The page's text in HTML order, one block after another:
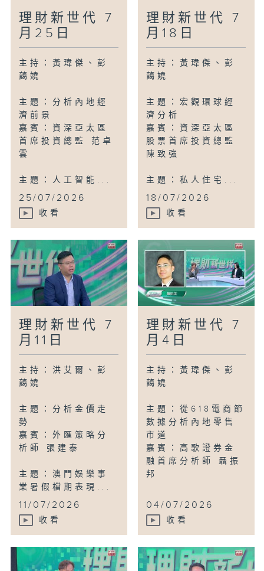
理財新世代 7
月25日
主持：黃瑋傑、彭
藹嬈
主題：分析內地經
濟前景
嘉賓：資深亞太區
首席投資總監 范卓
雲
主題：人工智能...
25/07/2026
收看
理財新世代 7
月18日
主持：黃瑋傑、彭
藹嬈
主題：宏觀環球經
濟分析
嘉賓：資深亞太區
股票首席投資總監
陳致強
主題：私人住宅...
18/07/2026
收看
理財新世代 7
月11日
主持：洪艾爾、彭
藹嬈
主題：分析金價走
勢
嘉賓：外匯策略分
析師 張建泰
主題：澳門娛樂事
業暑假檔期表現...
11/07/2026
收看
理財新世代 7
月4日
主持：黃瑋傑、彭
藹嬈
主題：從618電商節
數據分析內地零售
市道
嘉賓：高歌證券金
融首席分析師 聶振
邦
04/07/2026
收看